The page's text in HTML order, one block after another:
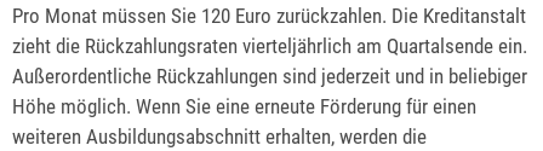
Pro Monat müssen Sie 120 Euro zurückzahlen. Die Kreditanstalt
zieht die Rückzahlungsraten vierteljährlich am Quartalsende ein.
Außerordentliche Rückzahlungen sind jederzeit und in beliebiger
Höhe möglich. Wenn Sie eine erneute Förderung für einen
weiteren Ausbildungsabschnitt erhalten, werden die